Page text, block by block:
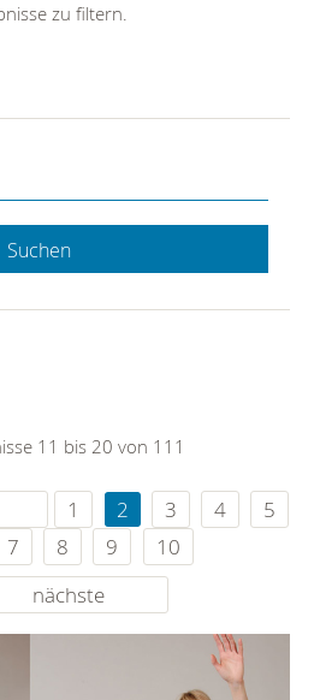
zu filtern.
Suchen
11 bis 20 von 111
1 2 3 4
5
7 8 9
10
nächste